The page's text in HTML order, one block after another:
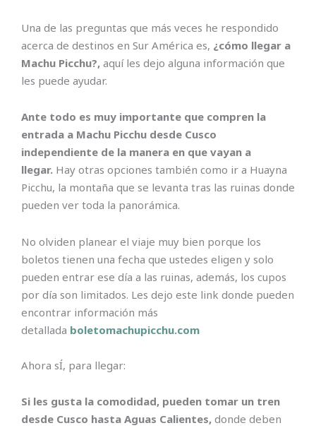
Una de las preguntas que más veces he respondido
acerca de destinos en Sur América es, ¿cómo llegar a
Machu Picchu?, aquí les dejo alguna información que
les puede ayudar.
Ante todo es muy importante que compren la
entrada a Machu Picchu desde Cusco
independiente de la manera en que vayan a
llegar. Hay otras opciones también como ir a Huayna
Picchu, la montaña que se levanta tras las ruinas donde
pueden ver toda la panorámica.
No olviden planear el viaje muy bien porque los
boletos tienen una fecha que ustedes eligen y solo
pueden entrar ese día a las ruinas, además, los cupos
por día son limitados. Les dejo este link donde pueden
encontrar información más
detallada boletomachupicchu.com
Ahora sÍ, para llegar:
Si les gusta la comodidad, pueden tomar un tren
desde Cusco hasta Aguas Calientes, donde deben